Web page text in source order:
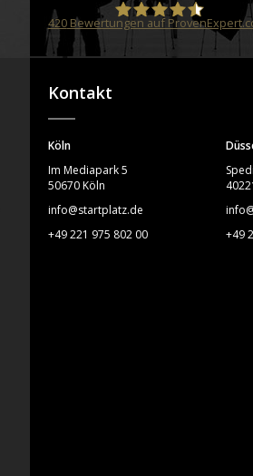
STARTPLATZ
420Bewertungen auf
Kontakt
Köln
Im Mediapark 5
50670 Köln
info@startplatz.de
+49 221 975 802 00
+49